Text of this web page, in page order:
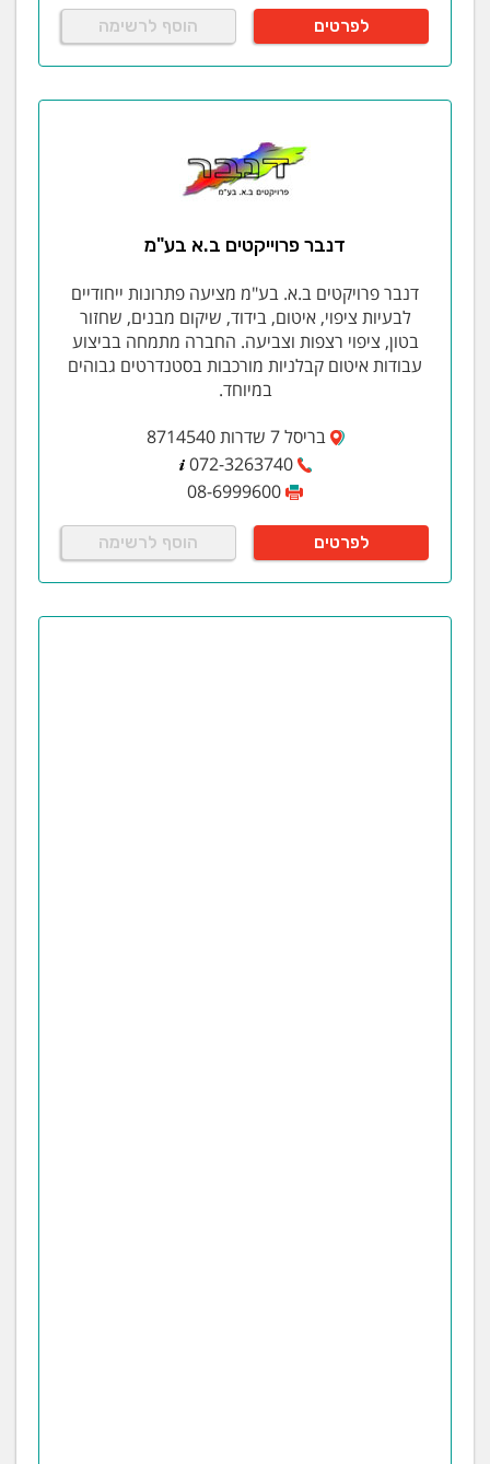
לפרטים הוסף לרשימה
דנבר פרוייקטים ב.א בע"מ
דנבר פרויקטים ב.א. בע"מ מציעה פתרונות ייחודיים
לבעיות ציפוי, איטום, בידוד, שיקום מבנים, שחזור
בטון, ציפוי רצפות וצביעה. החברה מתמחה בביצוע
עבודות איטום קבלניות מורכבות בסטנדרטים גבוהים
במיוחד.
בריסל 7 שדרות 8714540
072-3263740
08-6999600
לפרטים הוסף לרשימה